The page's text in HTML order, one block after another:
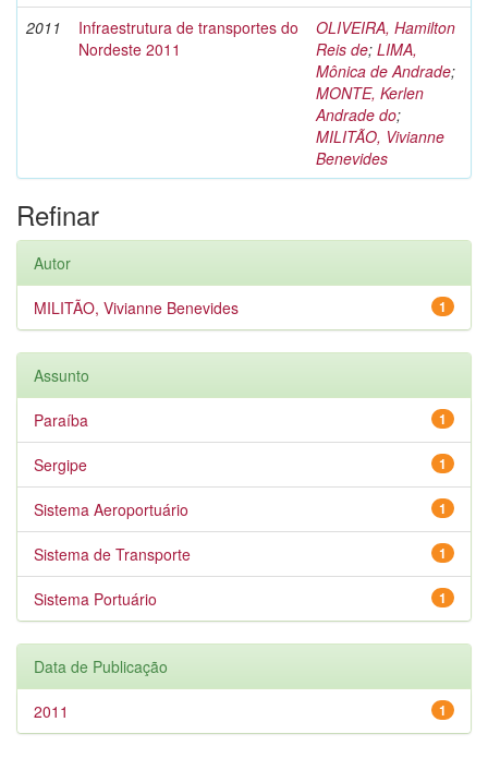
2011
Infraestrutura de transportes do
Nordeste 2011
OLIVEIRA, Hamilton
Reis de; LIMA,
Mônica de Andrade;
MONTE, Kerlen
Andrade do;
MILITÃO, Vivianne
Benevides
Refinar
Autor
1
MILITÃO, Vivianne Benevides
Assunto
1
Paraíba
1
Sergipe
1
Sistema Aeroportuário
1
Sistema de Transporte
1
Sistema Portuário
Data de Publicação
1
2011